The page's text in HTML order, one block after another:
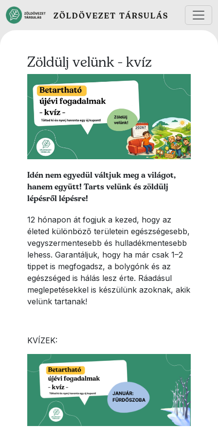
Ugrás a tartalomra
ZÖLDÖVEZET TÁRSULÁS
Zöldülj velünk - kvíz
Lead kép
Lead szöveg
Idén nem egyedül váltjuk meg a világot,
hanem együtt! Tarts velünk és zöldülj
lépésről lépésre!
12 hónapon át fogjuk a kezed, hogy az
életed különböző területein egészségesebb,
vegyszermentesebb és hulladékmentesebb
lehess. Garantáljuk, hogy ha már csak 1–2
tippet is megfogadsz, a bolygónk és az
egészséged is hálás lesz érte. Ráadásul
meglepetésekkel is készülünk azoknak, akik
velünk tartanak!
KVÍZEK: